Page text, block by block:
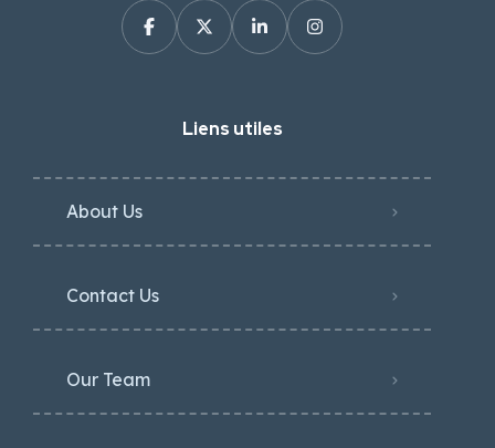
Liens utiles
About Us
Contact Us
Our Team